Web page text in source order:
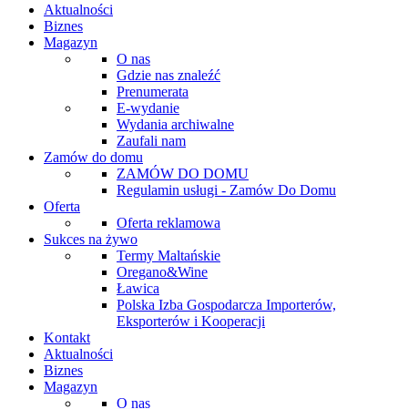
Aktualności
Biznes
Magazyn
O nas
Gdzie nas znaleźć
Prenumerata
E-wydanie
Wydania archiwalne
Zaufali nam
Zamów do domu
ZAMÓW DO DOMU
Regulamin usługi - Zamów Do Domu
Oferta
Oferta reklamowa
Sukces na żywo
Termy Maltańskie
Oregano&Wine
Ławica
Polska Izba Gospodarcza Importerów,
Eksporterów i Kooperacji
Kontakt
Aktualności
Biznes
Magazyn
O nas